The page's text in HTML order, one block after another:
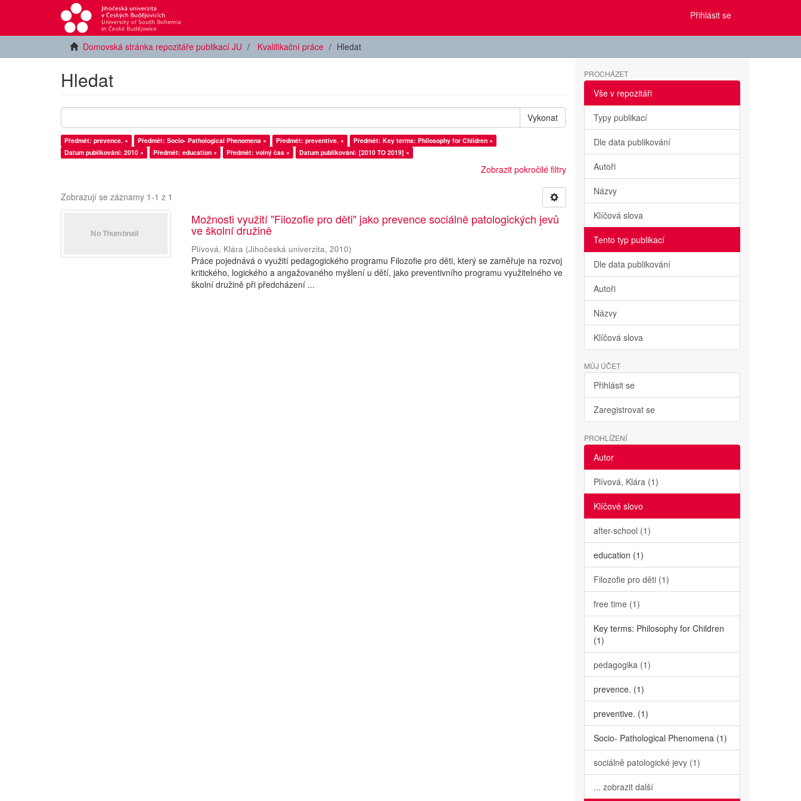
Přihlásit se
Domovská stránka repozitáře publikací JU Kvalifikační práce Hledat
Hledat
Vykonat
Předmět: prevence. × Předmět: Socio- Pathological Phenomena × Předmět: preventive. ×
Předmět: Key terms: Philosophy for Children ×
Datum publikování: 2010 ×
Předmět: education × Předmět: volný čas × Datum publikování: [2010 TO 2019] ×
Zobrazit pokročilé filtry
Zobrazují se záznamy 1-1 z 1
Možnosti využití "Filozofie pro děti" jako prevence sociálně patologických jevů
ve školní družině
Plívová, Klára (Jihočeská univerzita,2010)
Práce pojednává o využití pedagogického programu Filozofie pro děti, který se zaměřuje na rozvoj
kritického, logického a angažovaného myšlení u dětí, jako preventivního programu využitelného ve
školní družině při předcházení ...
PROCHÁZET
Vše v repozitáři
Typy publikací
Dle data publikování
Autoři
Názvy
Klíčová slova
Tento typ publikací
Dle data publikování
Autoři
Názvy
Klíčová slova
MŮJ ÚČET
Přihlásit se
Zaregistrovat se
PROHLÍŽENÍ
Autor
Plívová, Klára (1)
Klíčové slovo
after-school (1)
education (1)
Filozofie pro děti (1)
free time (1)
Key terms: Philosophy for Children
(1)
pedagogika (1)
prevence. (1)
preventive. (1)
Socio- Pathological Phenomena (1)
sociálně patologické jevy (1)
... zobrazit další